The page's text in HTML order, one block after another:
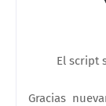
El script
Gracias